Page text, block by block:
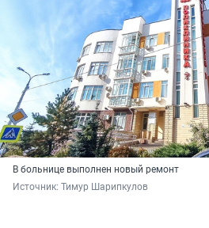
В больнице выполнен новый ремонт
Источник: Тимур Шарипкулов